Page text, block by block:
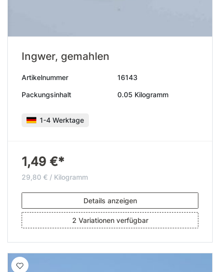
Ingwer, gemahlen
Artikelnummer 16143
Packungsinhalt 0.05 Kilogramm
1-4 Werktage
1,49 €*
29,80 € / Kilogramm
Details anzeigen
2 Variationen verfügbar